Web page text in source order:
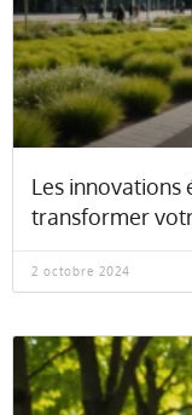
Les innovations
transformer
2 octobre 2024